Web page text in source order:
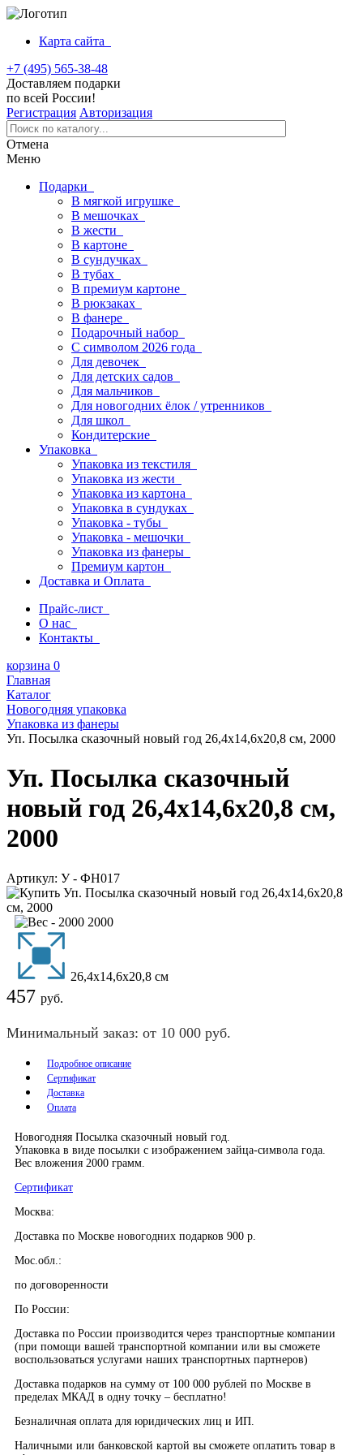
Карта сайта
+7 (495) 565-38-48
Доставляем подарки
по всей России!
Регистрация Авторизация
Отмена
Меню
Подарки
В мягкой игрушке
В мешочках
В жести
В картоне
В сундучках
В тубах
В премиум картоне
В рюкзаках
В фанере
Подарочный набор
С символом 2026 года
Для девочек
Для детских садов
Для мальчиков
Для новогодних ёлок / утренников
Для школ
Кондитерские
Упаковка
Упаковка из текстиля
Упаковка из жести
Упаковка из картона
Упаковка в сундуках
Упаковка - тубы
Упаковка - мешочки
Упаковка из фанеры
Премиум картон
Доставка и Оплата
Прайс-лист
О нас
Контакты
корзина 0
Главная
Каталог
Новогодняя упаковка
Упаковка из фанеры
Уп. Посылка сказочный новый год 26,4x14,6x20,8 см, 2000
Уп. Посылка сказочный
новый год 26,4x14,6x20,8 см,
2000
Артикул: У - ФН017
2000
26,4x14,6x20,8 см
457 руб.
Минимальный заказ: от 10 000 руб.
Подробное описание
Сертификат
Доставка
Оплата
Новогодняя Посылка сказочный новый год.
Упаковка в виде посылки с изображением зайца-символа года.
Вес вложения 2000 грамм.
Сертификат
Москва:
Доставка по Москве новогодних подарков 900 р.
Мос.обл.:
по договоренности
По России:
Доставка по России производится через транспортные компании
(при помощи вашей транспортной компании или вы сможете
воспользоваться услугами наших транспортных партнеров)
Доставка подарков на сумму от 100 000 рублей по Москве в
пределах МКАД в одну точку – бесплатно!
Безналичная оплата для юридических лиц и ИП.
Наличными или банковской картой вы сможете оплатить товар в